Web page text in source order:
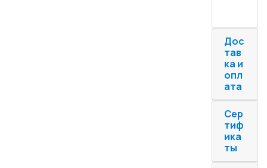
Дос
тав
ка и
опл
ата
Сер
тиф
ика
ты